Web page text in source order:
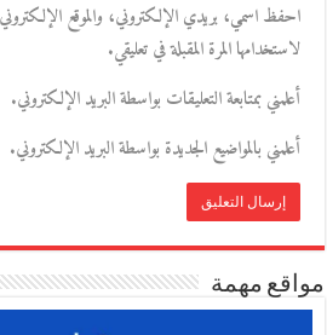
احفظ اسمي، بريدي الإلكتروني، والموقع
لاستخدامها المرة المقبلة في تعليقي.
أعلمني بمتابعة التعليقات بواسطة البريد الإلكتروني.
أعلمني بالمواضيع الجديدة بواسطة البريد الإلكتروني.
مواقع مهمة